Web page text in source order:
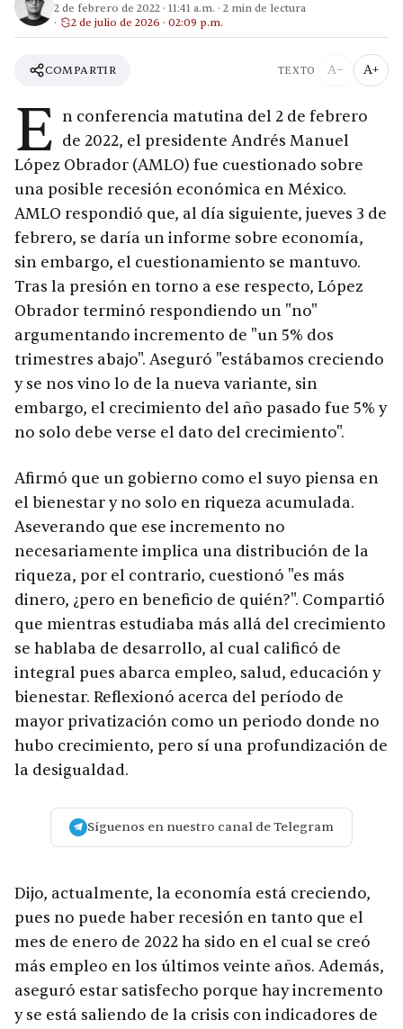
2 de febrero de 2022 · 11:41 a.m. · 2 min de lectura
2 de julio de 2026 · 02:09 p.m.
COMPARTIR TEXTO A− A+
E n conferencia matutina del 2 de febrero
de 2022, el presidente Andrés Manuel
López Obrador (AMLO) fue cuestionado sobre
una posible recesión económica en México.
AMLO respondió que, al día siguiente, jueves 3 de
febrero, se daría un informe sobre economía,
sin embargo, el cuestionamiento se mantuvo.
Tras la presión en torno a ese respecto, López
Obrador terminó respondiendo un "no"
argumentando incremento de "un 5% dos
trimestres abajo". Aseguró "estábamos creciendo
y se nos vino lo de la nueva variante, sin
embargo, el crecimiento del año pasado fue 5% y
no solo debe verse el dato del crecimiento".
Afirmó que un gobierno como el suyo piensa en
el bienestar y no solo en riqueza acumulada.
Aseverando que ese incremento no
necesariamente implica una distribución de la
riqueza, por el contrario, cuestionó "es más
dinero, ¿pero en beneficio de quién?". Compartió
que mientras estudiaba más allá del crecimiento
se hablaba de desarrollo, al cual calificó de
integral pues abarca empleo, salud, educación y
bienestar. Reflexionó acerca del período de
mayor privatización como un periodo donde no
hubo crecimiento, pero sí una profundización de
la desigualdad.
Síguenos en nuestro canal de Telegram
Dijo, actualmente, la economía está creciendo,
pues no puede haber recesión en tanto que el
mes de enero de 2022 ha sido en el cual se creó
más empleo en los últimos veinte años. Además,
aseguró estar satisfecho porque hay incremento
y se está saliendo de la crisis con indicadores de